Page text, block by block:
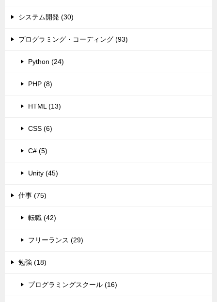
システム開発 (30)
プログラミング・コーディング (93)
Python (24)
PHP (8)
HTML (13)
CSS (6)
C# (5)
Unity (45)
仕事 (75)
転職 (42)
フリーランス (29)
勉強 (18)
プログラミングスクール (16)